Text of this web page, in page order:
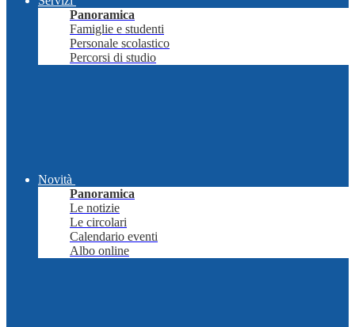
Panoramica
Famiglie e studenti
Personale scolastico
Percorsi di studio
Novità
Panoramica
Le notizie
Le circolari
Calendario eventi
Albo online